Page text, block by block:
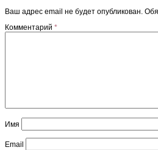
Ваш адрес email не будет опубликован.
Комментарий *
Имя
Email